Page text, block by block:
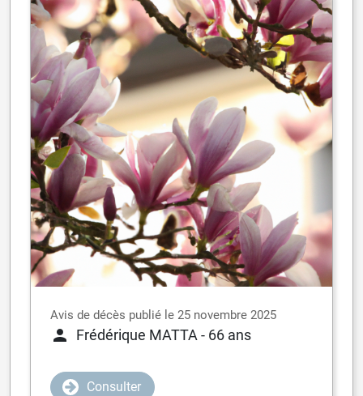
Avis de décès publié le 25 novembre 2025
Frédérique MATTA- 66 ans
Consulter